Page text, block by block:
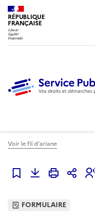
RÉPUBLIQUE
FRANÇAISE
Voir le fil d'ariane
Ajouter à mes favoris
FORMULAIRE